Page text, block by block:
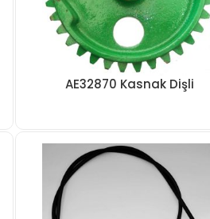
AE32870 Kasnak Dişli